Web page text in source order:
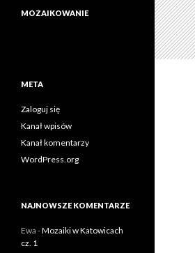
MOZAIKOWANIE
META
Zaloguj się
Kanał wpisów
Kanał komentarzy
WordPress.org
NAJNOWSZE KOMENTARZE
Ewa -Mozaiki w Katowicach
cz. 1